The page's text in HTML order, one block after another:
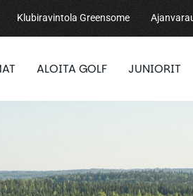
Klubiravintola Greensome
ALOITA GOLF JUNIORIT